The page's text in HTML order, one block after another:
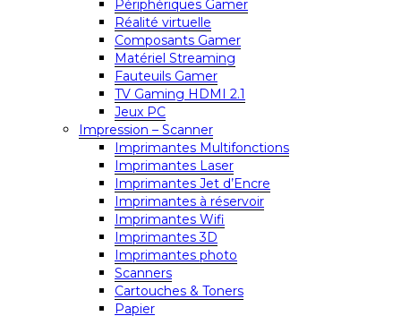
Périphériques Gamer
Réalité virtuelle
Composants Gamer
Matériel Streaming
Fauteuils Gamer
TV Gaming HDMI 2.1
Jeux PC
Impression – Scanner
Imprimantes Multifonctions
Imprimantes Laser
Imprimantes Jet d’Encre
Imprimantes à réservoir
Imprimantes Wifi
Imprimantes 3D
Imprimantes photo
Scanners
Cartouches & Toners
Papier